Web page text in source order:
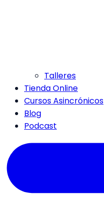
Talleres
Tienda Online
Cursos Asincrónicos
Blog
Podcast